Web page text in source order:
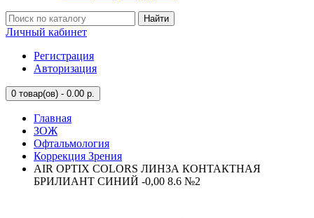
Найти
Личный кабинет
Регистрация
Авторизация
0 товар(ов) - 0.00 р.
Главная
ЗОЖ
Офтальмология
Коррекция Зрения
AIR OPTIX COLORS ЛИНЗА КОНТАКТНАЯ
БРИЛИАНТ СИНИЙ -0,00 8.6 №2